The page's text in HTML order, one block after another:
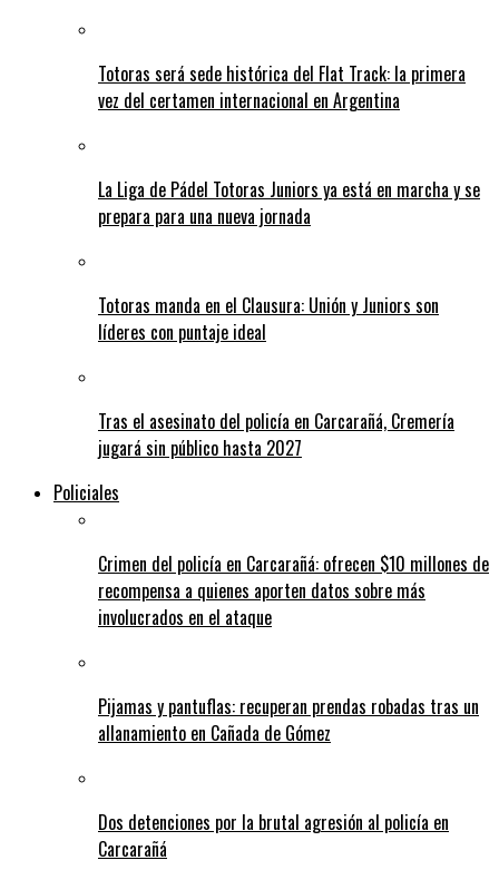
Totoras será sede histórica del Flat Track: la primera
vez del certamen internacional en Argentina
La Liga de Pádel Totoras Juniors ya está en marcha y se
prepara para una nueva jornada
Totoras manda en el Clausura: Unión y Juniors son
líderes con puntaje ideal
Tras el asesinato del policía en Carcarañá, Cremería
jugará sin público hasta 2027
Policiales
Crimen del policía en Carcarañá: ofrecen $10 millones de
recompensa a quienes aporten datos sobre más
involucrados en el ataque
Pijamas y pantuflas: recuperan prendas robadas tras un
allanamiento en Cañada de Gómez
Dos detenciones por la brutal agresión al policía en
Carcarañá